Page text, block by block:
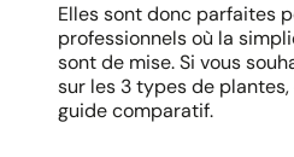
Elles sont donc parfaites
professionnels où la
sont de mise. Si vous
sur les 3 types de
guide comparatif.